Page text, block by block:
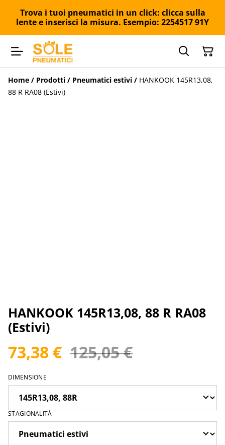
Trova i tuoi pneumatici in un click: clicca sulla
lente e inserisci la misura. Esempio: 2254517 91Y
Home / Prodotti / Pneumatici estivi / HANKOOK 145R13,08,
88 R RA08 (Estivi)
HANKOOK 145R13,08, 88 R RA08
(Estivi)
73,38 € 125,05 €
DIMENSIONE
STAGIONALITÀ